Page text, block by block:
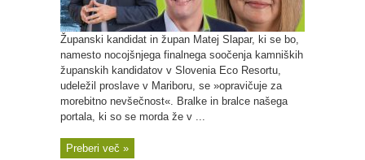
Županski kandidat in župan Matej Slapar, ki se bo,
namesto nocojšnjega finalnega soočenja kamniških
županskih kandidatov v Slovenia Eco Resortu,
udeležil proslave v Mariboru, se »opravičuje za
morebitno nevšečnost«. Bralke in bralce našega
portala, ki so se morda že v ...
Preberi več »